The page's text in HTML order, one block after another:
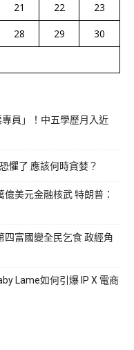
21 22
23
28 29
30
員」！中五學歷月入近
懼了 應該何時貪婪？
美元金融核武 特朗普：
四富國變全民乞食 政經角
Lame如何引爆 IP X 電商